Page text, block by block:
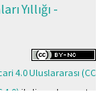
Yıllığı -
4.0 Uluslararası (CC
4.0) ile lisanslanmıştır.